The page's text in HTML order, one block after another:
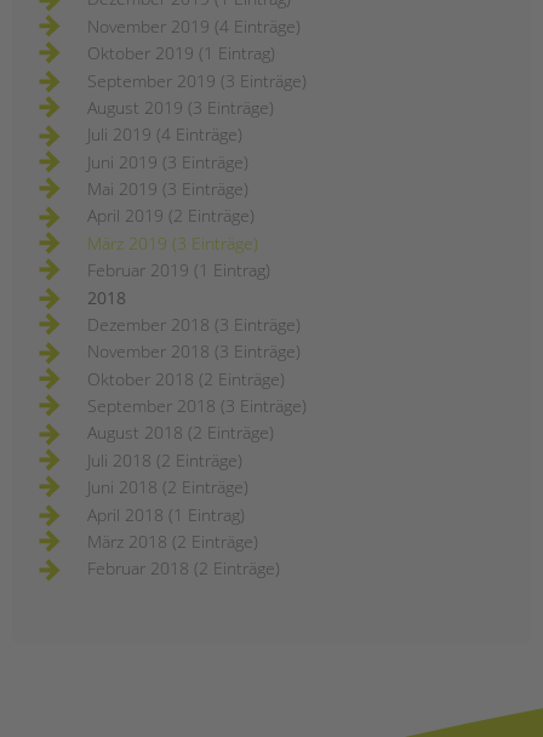
November 2019 (4 Einträge)
Oktober 2019 (1 Eintrag)
September 2019 (3 Einträge)
August 2019 (3 Einträge)
Juli 2019 (4 Einträge)
Juni 2019 (3 Einträge)
Mai 2019 (3 Einträge)
April 2019 (2 Einträge)
März 2019 (3 Einträge)
Februar 2019 (1 Eintrag)
2018
Dezember 2018 (3 Einträge)
November 2018 (3 Einträge)
Oktober 2018 (2 Einträge)
September 2018 (3 Einträge)
August 2018 (2 Einträge)
Juli 2018 (2 Einträge)
Juni 2018 (2 Einträge)
April 2018 (1 Eintrag)
März 2018 (2 Einträge)
Februar 2018 (2 Einträge)